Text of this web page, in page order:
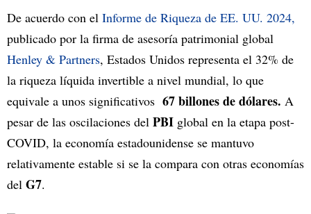
De acuerdo con el Informe de Riqueza de EE. UU. 2024,
publicado por la firma de asesoría patrimonial global
Henley & Partners, Estados Unidos representa el 32% de
la riqueza líquida invertible a nivel mundial, lo que
equivale a unos significativos 67 billones de dólares. A
pesar de las oscilaciones del PBI global en la etapa post-
COVID, la economía estadounidense se mantuvo
relativamente estable si se la compara con otras economías
del G7.